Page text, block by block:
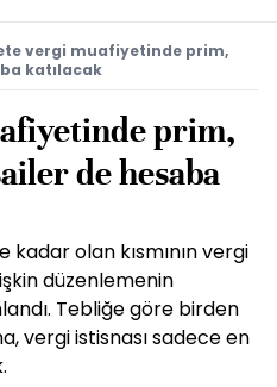
vergi muafiyetinde prim,
katılacak
prim,
de hesaba
olan kısmının vergi
düzenlemenin
Tebliğe göre birden
vergi istisnası sadece en